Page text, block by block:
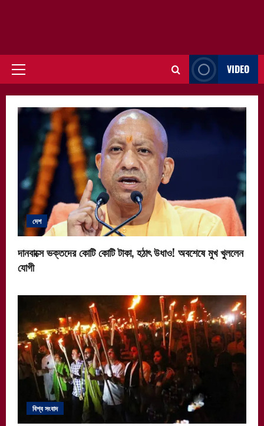
Primary
VIDEO
দেশ
দানবাক্সে ভক্তদের কোটি কোটি টাকা, হঠাৎ উধাও! অবশেষে মুখ খুললেন
যোগী
বিশ্ব সংবাদ